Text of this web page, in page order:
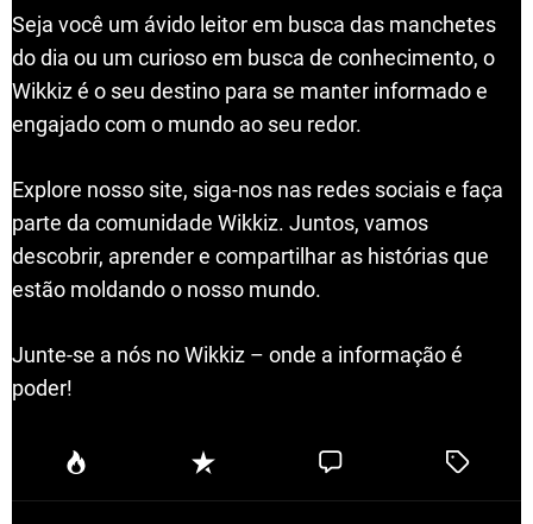
Seja você um ávido leitor em busca das manchetes
do dia ou um curioso em busca de conhecimento, o
Wikkiz é o seu destino para se manter informado e
engajado com o mundo ao seu redor.
Explore nosso site, siga-nos nas redes sociais e faça
parte da comunidade Wikkiz. Juntos, vamos
descobrir, aprender e compartilhar as histórias que
estão moldando o nosso mundo.
Junte-se a nós no Wikkiz – onde a informação é
poder!
P
R
C
T